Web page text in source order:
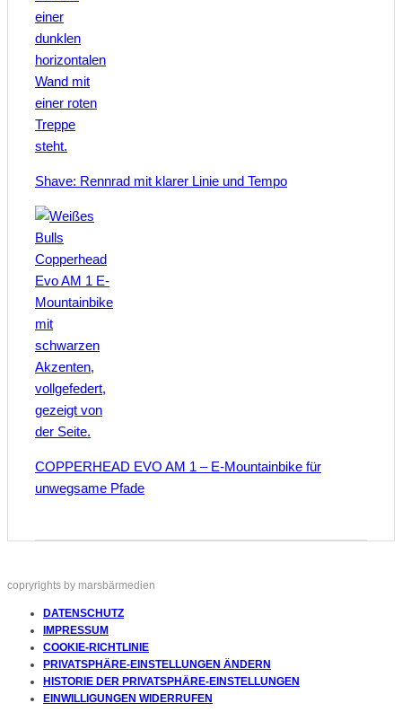
Shave: Rennrad mit klarer Linie und Tempo
COPPERHEAD EVO AM 1 – E-Mountainbike für
unwegsame Pfade
copryrights by marsbärmedien
DATENSCHUTZ
IMPRESSUM
COOKIE-RICHTLINIE
PRIVATSPHÄRE-EINSTELLUNGEN ÄNDERN
HISTORIE DER PRIVATSPHÄRE-EINSTELLUNGEN
EINWILLIGUNGEN WIDERRUFEN